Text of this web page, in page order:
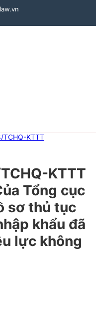
TCHQ-KTTT
KTTT
Tổng cục
sơ thủ tục
khẩu đã
lực không